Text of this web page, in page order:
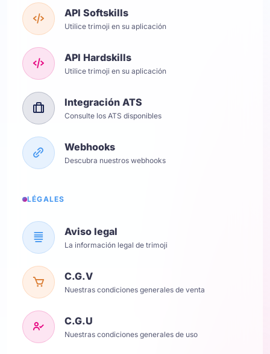
API Softskills
Utilice trimoji en su aplicación
API Hardskills
Utilice trimoji en su aplicación
Integración ATS
Consulte los ATS disponibles
Webhooks
Descubra nuestros webhooks
LÉGALES
Aviso legal
La información legal de trimoji
C.G.V
Nuestras condiciones generales de venta
C.G.U
Nuestras condiciones generales de uso